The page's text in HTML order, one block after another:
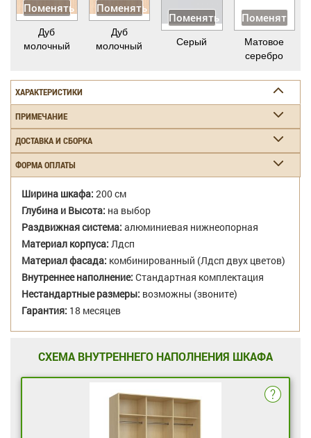
Поменять
Дуб
молочный
Поменять
Дуб
молочный
Поменять
Серый
Поменять
Матовое
серебро
ХАРАКТЕРИСТИКИ
ПРИМЕЧАНИЕ
ДОСТАВКА И СБОРКА
ФОРМА ОПЛАТЫ
Ширина шкафа: 200 см
Глубина и Высота: на выбор
Раздвижная система: алюминиевая нижнеопорная
Материал корпуса: Лдсп
Материал фасада: комбинированный (Лдсп двух цветов)
Внутреннее наполнение: Стандартная комплектация
Нестандартные размеры: возможны (звоните)
Гарантия: 18 месяцев
СХЕМА ВНУТРЕННЕГО НАПОЛНЕНИЯ ШКАФА